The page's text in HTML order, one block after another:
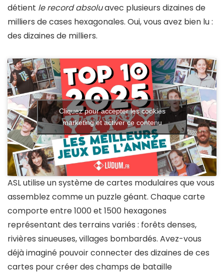
détient le record absoluavec plusieurs dizaines de
milliers de cases hexagonales. Oui, vous avez bien lu :
des dizaines de milliers.
Cliquez pour accepter les cookies
marketing et activer ce contenu
ASL utilise un système de cartes modulaires que vous
assemblez comme un puzzle géant. Chaque carte
comporte entre 1000 et 1500 hexagones
représentant des terrains variés : forêts denses,
rivières sinueuses, villages bombardés. Avez-vous
déjà imaginé pouvoir connecter des dizaines de ces
cartes pour créer des champs de bataille